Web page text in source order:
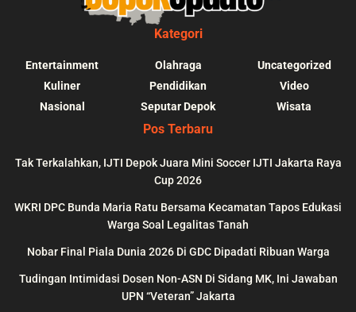
Kategori
Entertainment
Kuliner
Nasional
Olahraga
Pendidikan
Seputar Depok
Uncategorized
Video
Wisata
Pos Terbaru
Tak Terkalahkan, IJTI Depok Juara Mini Soccer IJTI Jakarta Raya
Cup 2026
WKRI DPC Bunda Maria Ratu Bersama Kecamatan Tapos Edukasi
Warga Soal Legalitas Tanah
Nobar Final Piala Dunia 2026 Di GDC Dipadati Ribuan Warga
Tudingan Intimidasi Dosen Non-ASN Di Sidang MK, Ini Jawaban
UPN “Veteran” Jakarta
depokupdate.co/wp-
line
:
content/themes/
could be found in